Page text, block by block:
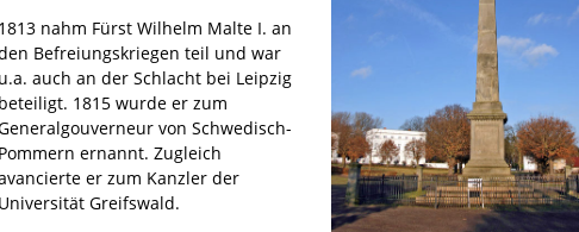
1813 nahm Fürst Wilhelm Malte I. an
Befreiungskriegen teil und war
u.a. auch an der Schlacht bei Leipzig
beteiligt. 1815 wurde er zum
von Schwedisch-
Pommern ernannt. Zugleich
er zum Kanzler der
Universität Greifswald.